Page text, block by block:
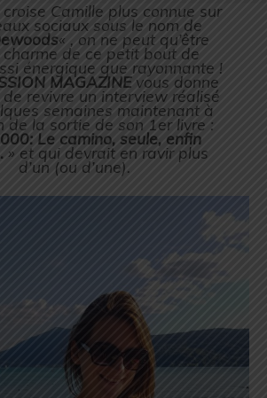
Camille plus connue sur
sociaux sous le nom de
« , on ne peut qu’être
charme de ce petit bout de
énergique que rayonnante !
MAGAZINEvous donne
de revivre un interview réalisé
semaines maintenant à
de la sortie de son 1er livre :
Le camino, seule, enfin
» et qui devrait en ravir plus
d’un (ou d’une).